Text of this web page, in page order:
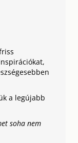
a legújabb
soha nem